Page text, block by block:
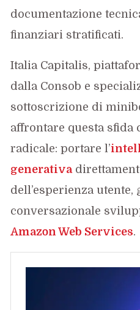
documentazione
finanziari stratificati.
Italia Capitalis,
dalla Consob e
sottoscrizione di
affrontare questa sfida
radicale: portare l’
generativa
dell’esperienza utente,
conversazionale
Amazon Web Services.